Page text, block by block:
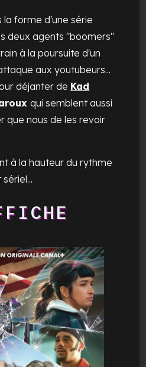
la forme d'une série
deux agents "boomers"
à la poursuite d'un
aux youtubeurs...
déjanter de Kad
qui semblent aussi
que nous de les revoir
à la hauteur du rythme